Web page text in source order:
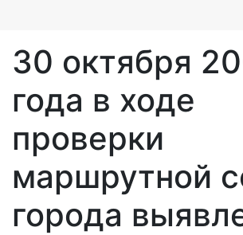
30 октября
года в ходе
проверки
маршрутной
города